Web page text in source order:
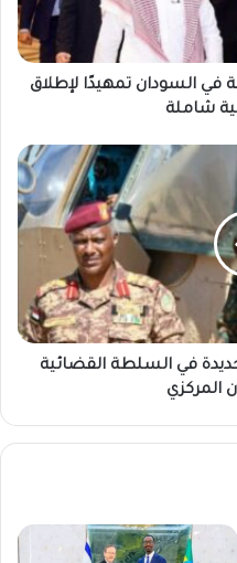
السودان تمهيدًا لإطلاق
شاملة
في السلطة القضائية
المركزي